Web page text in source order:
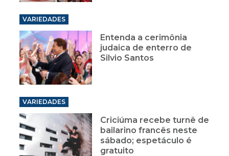
VARIEDADES
Entenda a cerimônia
judaica de enterro de
Silvio Santos
VARIEDADES
Criciúma recebe turnê de
bailarino francês neste
sábado; espetáculo é
gratuito